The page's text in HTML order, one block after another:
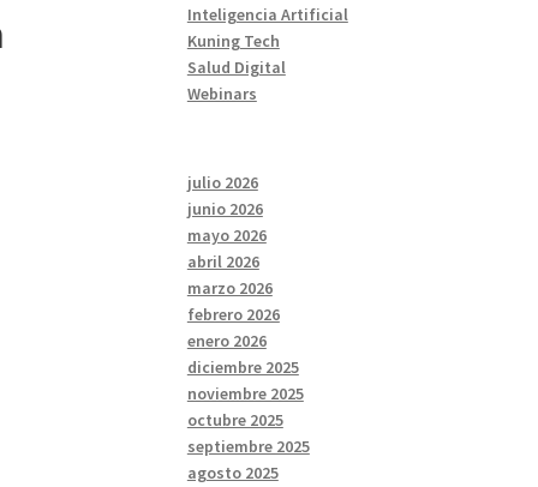
Inteligencia Artificial
Kuning Tech
Salud Digital
Webinars
julio 2026
junio 2026
mayo 2026
abril 2026
marzo 2026
febrero 2026
enero 2026
diciembre 2025
noviembre 2025
octubre 2025
septiembre 2025
agosto 2025